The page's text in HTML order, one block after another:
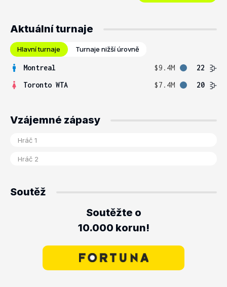
Aktuální turnaje
Hlavní turnaje Turnaje nižší úrovně
Montreal $9.4M
22
Toronto WTA
$7.4M 20
Vzájemné zápasy
Soutěž
Soutěžte o
10.000 korun!